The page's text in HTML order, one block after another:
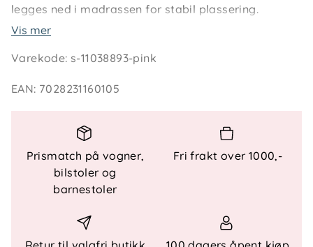
legges ned i madrassen for stabil plassering.
Størrelser
25 × 280 cm – passer vugge og bedside crib
Materiale og sertifisering
100 % polyester (3D mesh)
Oeko-tex sertifisert – testet uten skadelige
Montering
Vis mer
Varekode:s-11038893-pink
EAN: 7028231160105
Prismatch på vogner,
bilstoler og
barnestoler
Fri frakt over 1000,-